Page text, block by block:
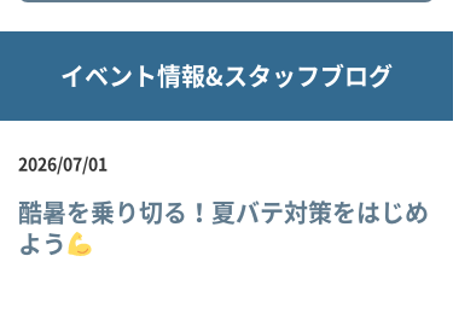
イベント情報&スタッフブログ
2026/07/01
酷暑を乗り切る！夏バテ対策をはじめ
よう